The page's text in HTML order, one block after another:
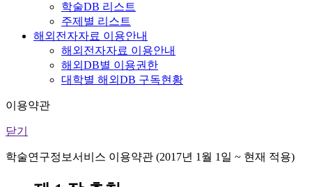
학술DB 리스트
주제별 리스트
해외전자자료 이용안내
해외전자자료 이용안내
해외DB별 이용권한
대학별 해외DB 구독현황
이용약관
닫기
학술연구정보서비스 이용약관 (2017년 1월 1일 ~ 현재 적용)